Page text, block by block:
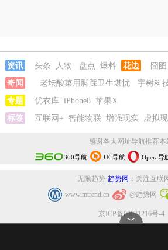
﹀
资讯 头条 人物 盘点 爆料 花边 囧图
奇闻
老坛酸菜用脚踩卫生堪忧
宇树科
河南重大刑案嫌疑人逃窜时伤害多人
婆带资进组给自己硬加60多场吻戏
老坛酸
科技中一签需缴7.54万元
专题 优衣库 iPhone8 苹果X
标签
互联网+ 智能物联 增强现实 虚拟
感谢各大网址导航推荐本
360导航 UC导航 Opera导
无限趋势·趋势网 ：关注互联
www.mtrend.cn
@趋势网
京ICP备09071216号-4